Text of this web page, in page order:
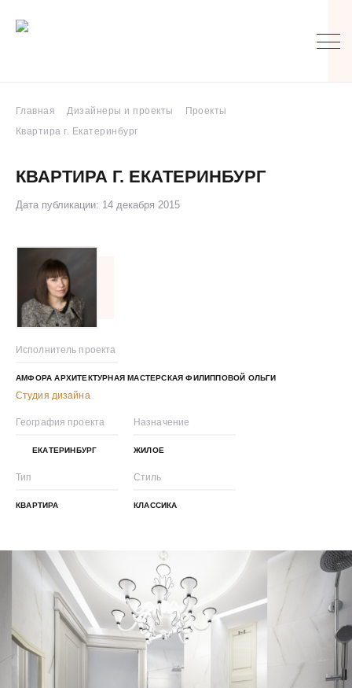
Главная Дизайнеры и проекты
Проекты
Квартира г. Екатеринбург
КВАРТИРА Г. ЕКАТЕРИНБУРГ
Дата публикации: 14 декабря 2015
Исполнитель проекта
АМФОРА АРХИТЕКТУРНАЯ МАСТЕРСКАЯ ФИЛИППОВОЙ ОЛЬГИ
Студия дизайна
География проекта
ЕКАТЕРИНБУРГ
Назначение
ЖИЛОЕ
Тип
КВАРТИРА
Стиль
КЛАССИКА